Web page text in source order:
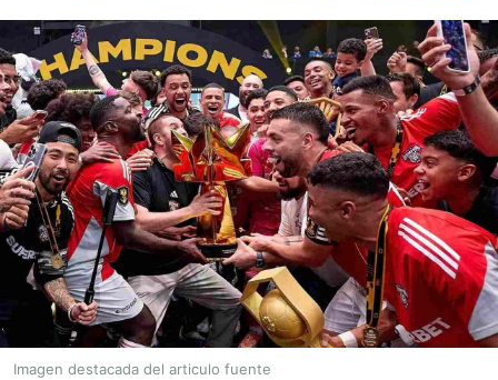
Imagen destacada del articulo fuente